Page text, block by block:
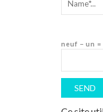
neuf − un =